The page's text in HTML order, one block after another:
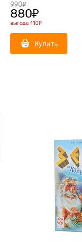
990₽
880₽
выгода 110₽
Купить